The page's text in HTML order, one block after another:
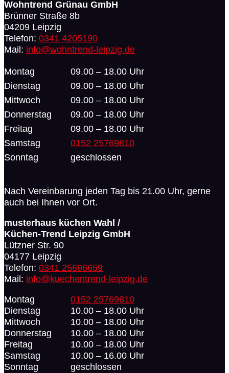
Wohntrend Grünau GmbH
Brünner Straße 8b
04209 Leipzig
Telefon: 0341 4205190
Mail: info@wohntrend-leipzig.de
Montag
09.00 – 18.00 Uhr
Dienstag
09.00 – 18.00 Uhr
Mittwoch
09.00 – 18.00 Uhr
Donnerstag
09.00 – 18.00 Uhr
Freitag
09.00 – 18.00 Uhr
Samstag
0152 25769810
Sonntag
geschlossen
Nach Vereinbarung jeden Tag bis 21.00 Uhr, gerne
auch bei Ihnen vor Ort.
musterhaus küchen Wahl /
Küchen-Trend Leipzig GmbH
Lützner Str. 90
04177 Leipzig
Telefon: 0341 25696659
Mail: info@kuechentrend-leipzig.de
Montag
0152 25769810
Dienstag
10.00 – 18.00 Uhr
Mittwoch
10.00 – 18.00 Uhr
Donnerstag
10.00 – 18.00 Uhr
Freitag
10.00 – 18.00 Uhr
Samstag
10.00 – 16.00 Uhr
Sonntag
geschlossen